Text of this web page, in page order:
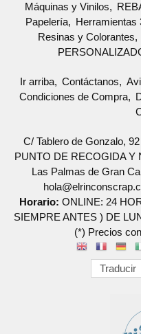
Máquinas y Vinilos
Papelería
Herramientas
Resinas y Colorantes
Ir arriba Contáctanos
Condiciones de Compra
C/ Tablero de Gonzalo,
PUNTO DE RECOGIDA Y
Las Palmas de Gran
Horario: ONLINE: 24
SIEMPRE ANTES ) DE
(*) Precios